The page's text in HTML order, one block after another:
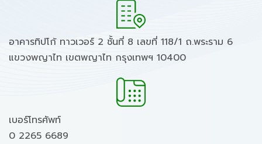
อาคารทิปโก้ ทาวเวอร์ 2 ชั้นที่ 8 เลขที่ 118/1 ถ.พระราม 6
แขวงพญาไท เขตพญาไท กรุงเทพฯ 10400
เบอร์โทรศัพท์
0 2265 6689